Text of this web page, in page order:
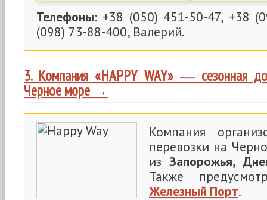
Телефоны: +38 (050) 451-50-47, +38
(098) 73-88-400, Валерий.
3. Компания «HAPPY WAY» ― сезонная
Черное море →
Компания
перевозки на
изЗапорожья,
Также
Железный Порт.